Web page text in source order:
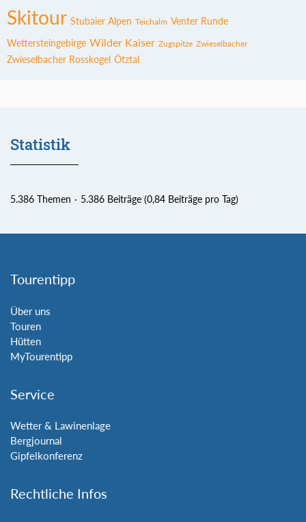
Skitour Stubaier Alpen Teichalm Venter Runde
Wettersteingebirge Wilder Kaiser Zugspitze Zwieselbacher
Zwieselbacher Rosskogel Ötztal
Statistik
5.386 Themen 5.386 Beiträge (0,84 Beiträge pro Tag)
Tourentipp
Über uns
Touren
Hütten
MyTourentipp
Service
Wetter & Lawinenlage
Bergjournal
Gipfelkonferenz
Rechtliche Infos